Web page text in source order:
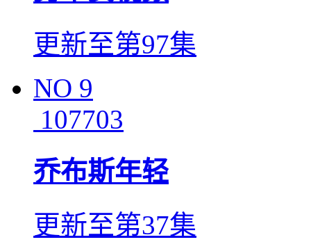
更新至第97集
NO 9
107703
乔布斯年轻
更新至第37集